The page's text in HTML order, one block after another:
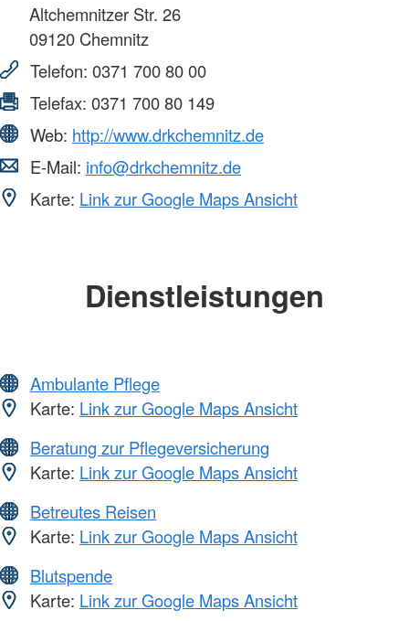
Altchemnitzer Str. 26
09120 Chemnitz
Telefon: 0371 700 80 00
Telefax: 0371 700 80 149
Web: http://www.drkchemnitz.de
E-Mail: info@drkchemnitz.de
Karte: Link zur Google Maps Ansicht
Dienstleistungen
Ambulante Pflege
Karte: Link zur Google Maps Ansicht
Beratung zur Pflegeversicherung
Karte: Link zur Google Maps Ansicht
Betreutes Reisen
Karte: Link zur Google Maps Ansicht
Blutspende
Karte: Link zur Google Maps Ansicht